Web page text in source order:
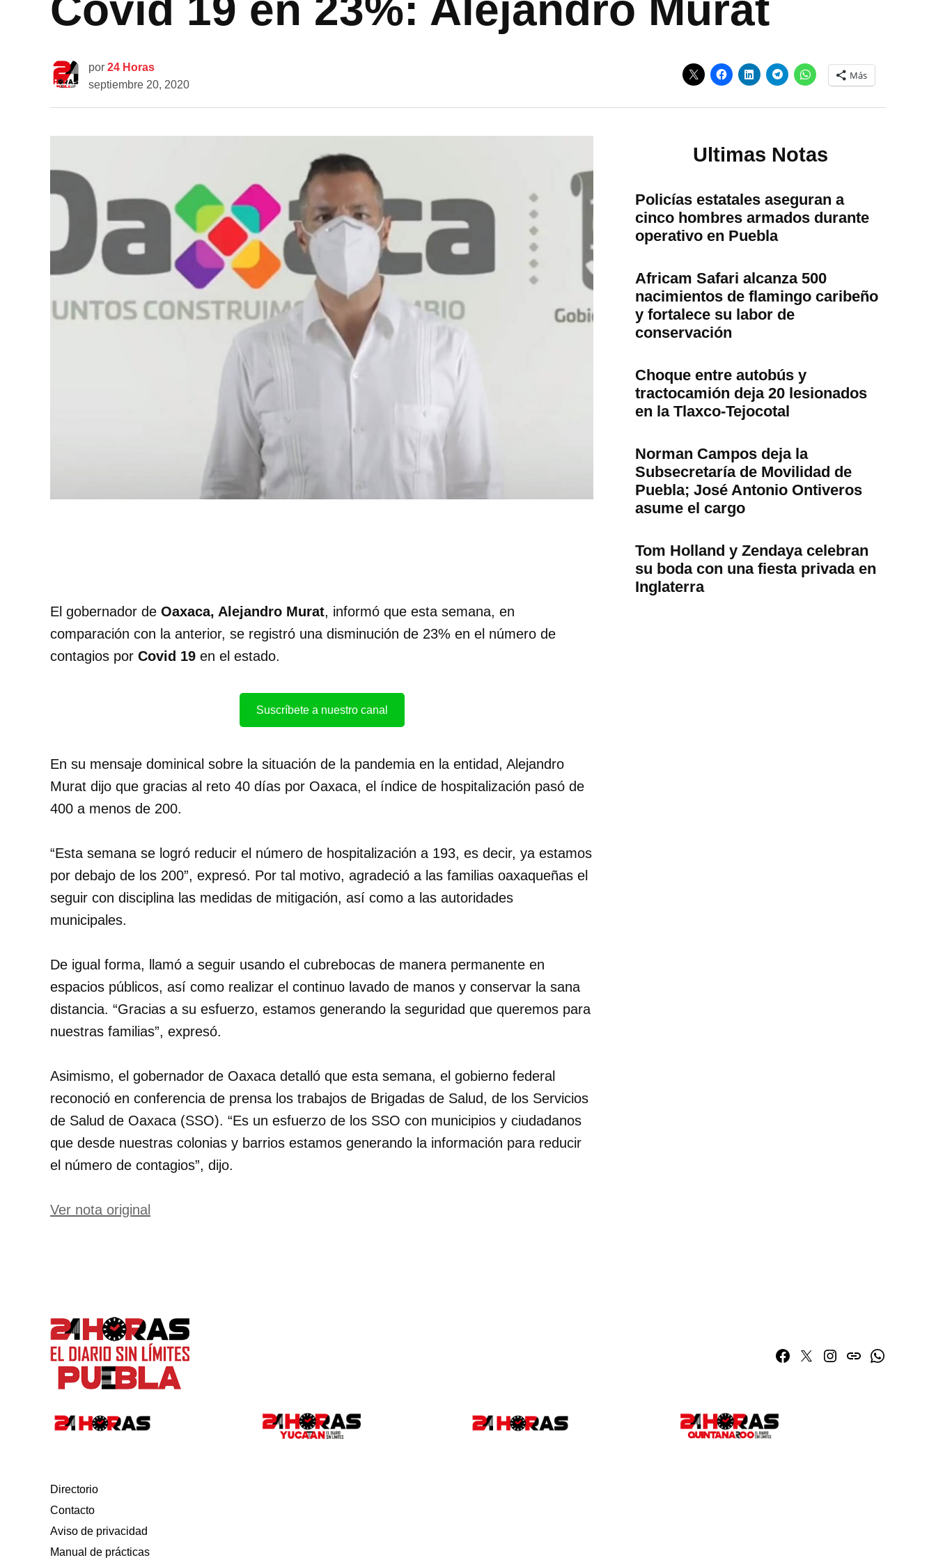
por 24 Horas
septiembre 20, 2020
Más
El gobernador de Oaxaca, Alejandro Murat, informó que esta semana, en
comparación con la anterior, se registró una disminución de 23% en el número de
contagios por Covid 19 en el estado.
Suscríbete a nuestro canal
En su mensaje dominical sobre la situación de la pandemia en la entidad, Alejandro
Murat dijo que gracias al reto 40 días por Oaxaca, el índice de hospitalización pasó de
400 a menos de 200.
“Esta semana se logró reducir el número de hospitalización a 193, es decir, ya estamos
por debajo de los 200”, expresó. Por tal motivo, agradeció a las familias oaxaqueñas el
seguir con disciplina las medidas de mitigación, así como a las autoridades
municipales.
De igual forma, llamó a seguir usando el cubrebocas de manera permanente en
espacios públicos, así como realizar el continuo lavado de manos y conservar la sana
distancia. “Gracias a su esfuerzo, estamos generando la seguridad que queremos para
nuestras familias”, expresó.
Asimismo, el gobernador de Oaxaca detalló que esta semana, el gobierno federal
reconoció en conferencia de prensa los trabajos de Brigadas de Salud, de los Servicios
de Salud de Oaxaca (SSO). “Es un esfuerzo de los SSO con municipios y ciudadanos
que desde nuestras colonias y barrios estamos generando la información para reducir
el número de contagios”, dijo.
Ver nota original
Ultimas Notas
Policías estatales aseguran a
cinco hombres armados durante
operativo en Puebla
Africam Safari alcanza 500
nacimientos de flamingo caribeño
y fortalece su labor de
conservación
Choque entre autobús y
tractocamión deja 20 lesionados
en la Tlaxco-Tejocotal
Norman Campos deja la
Subsecretaría de Movilidad de
Puebla; José Antonio Ontiveros
asume el cargo
Tom Holland y Zendaya celebran
su boda con una fiesta privada en
Inglaterra
Facebook
TwitterInstagram
issuuWhatsapp
Directorio
Contacto
Aviso de privacidad
Manual de prácticas